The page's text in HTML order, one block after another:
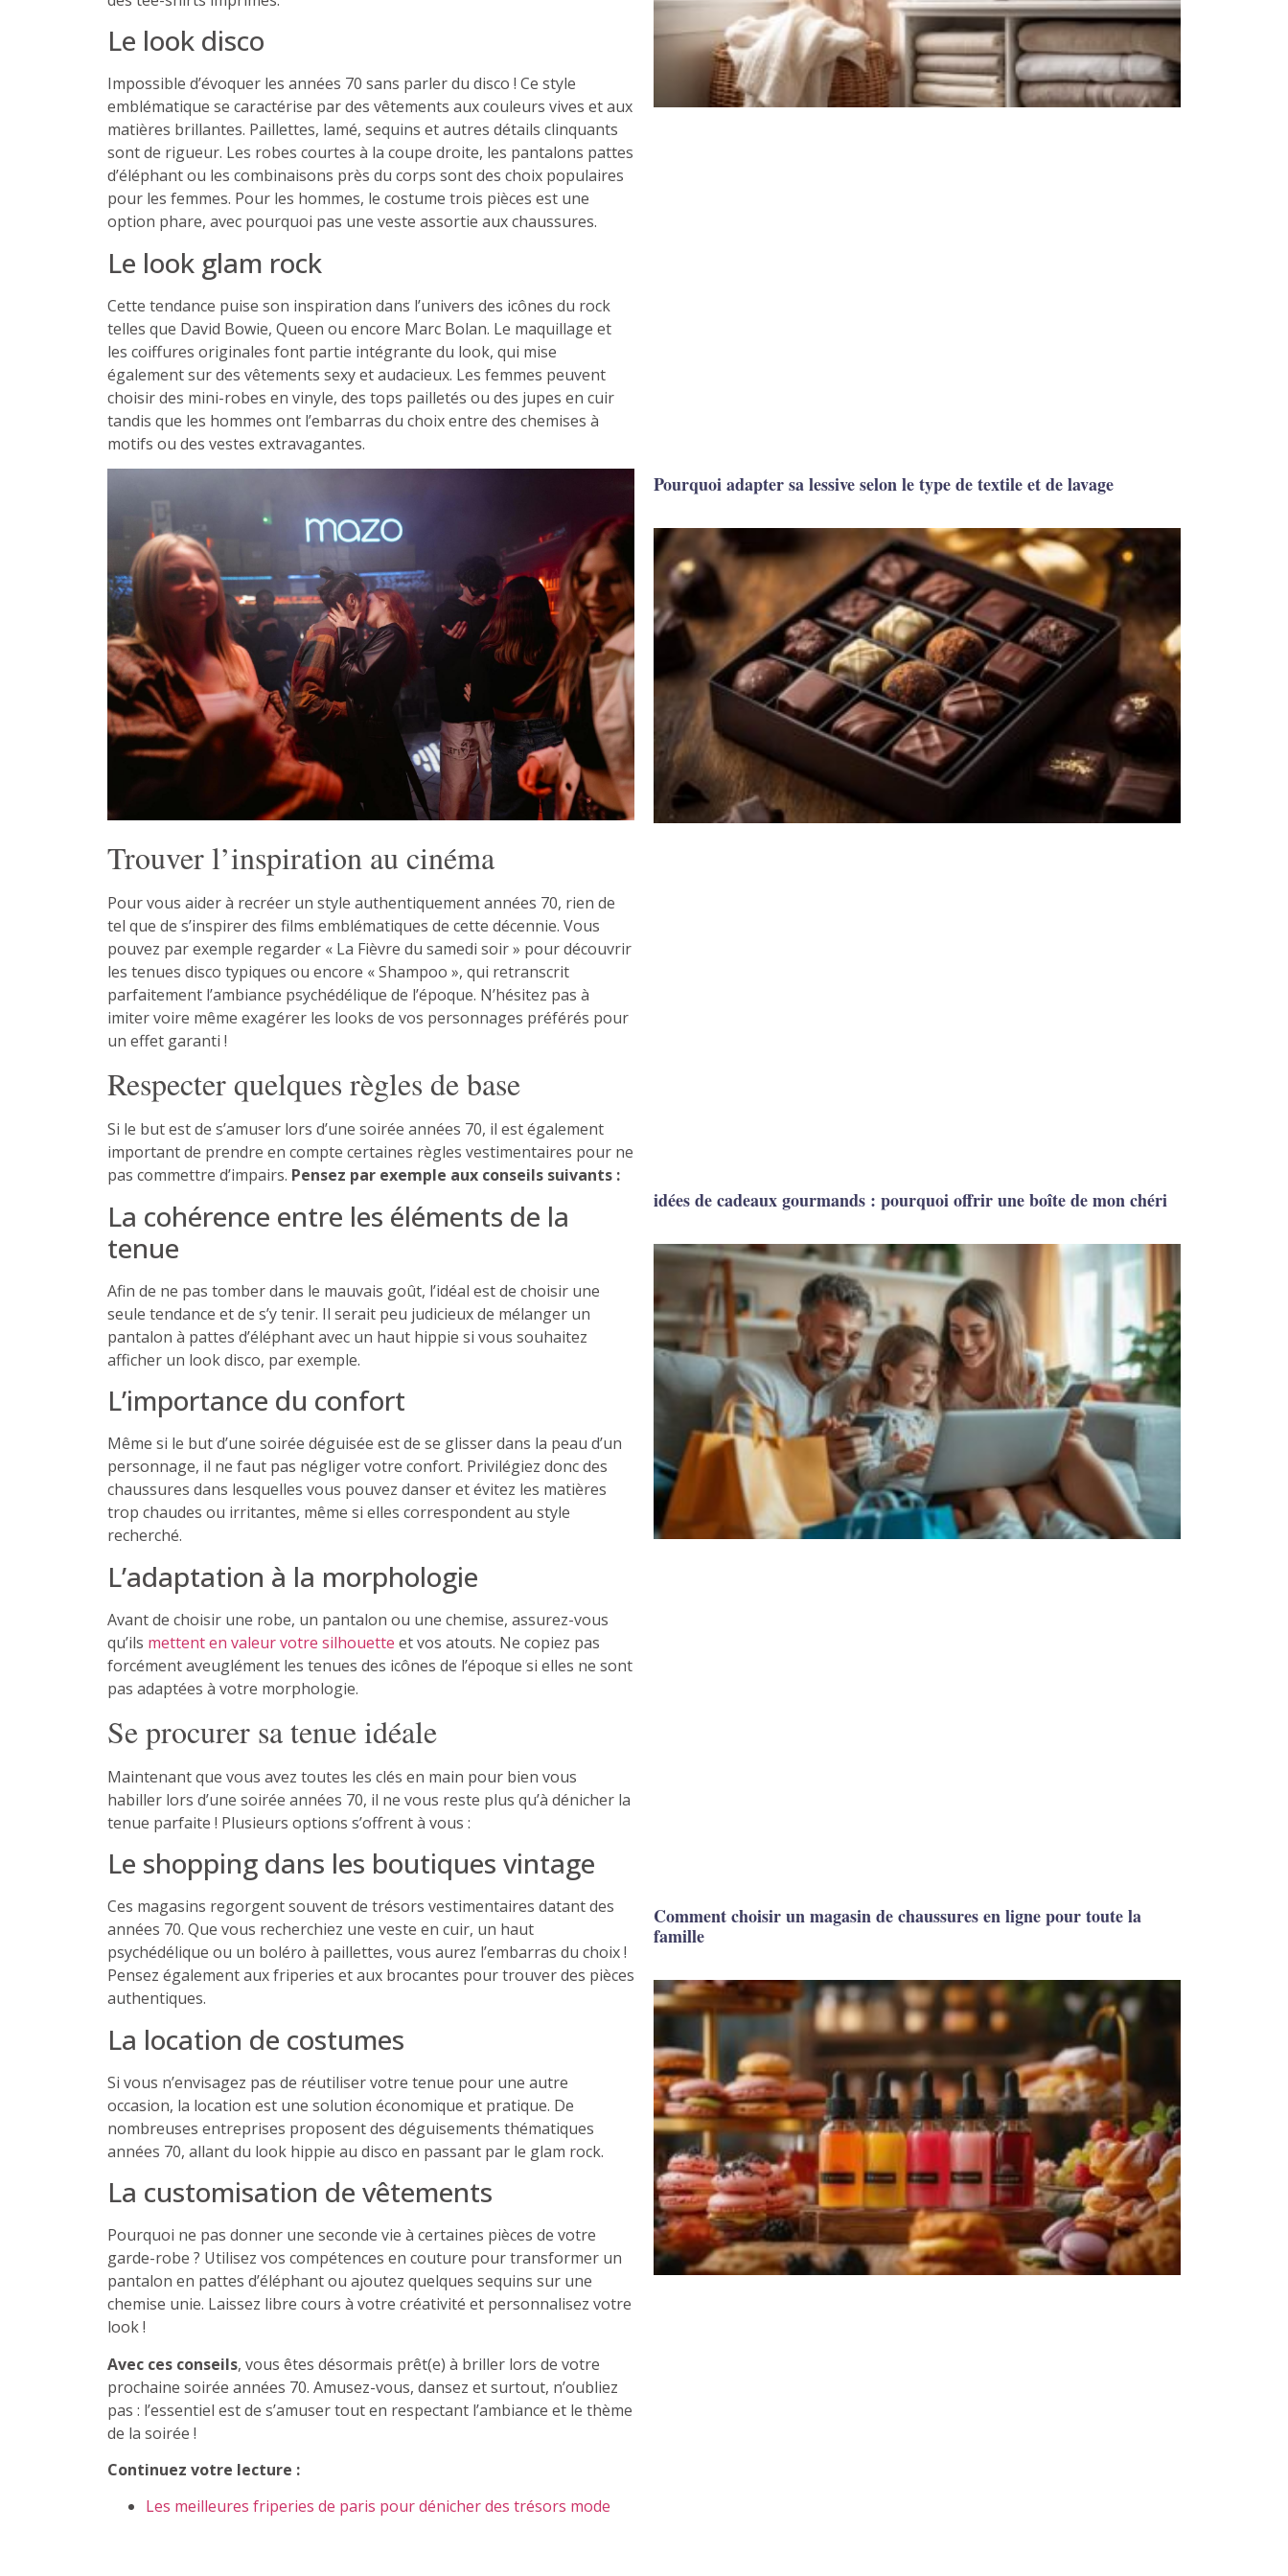
Le look disco
Impossible d’évoquer les années 70 sans parler du disco ! Ce style
emblématique se caractérise par des vêtements aux couleurs vives et aux
matières brillantes. Paillettes, lamé, sequins et autres détails clinquants
sont de rigueur. Les robes courtes à la coupe droite, les pantalons pattes
d’éléphant ou les combinaisons près du corps sont des choix populaires
pour les femmes. Pour les hommes, le costume trois pièces est une
option phare, avec pourquoi pas une veste assortie aux chaussures.
Le look glam rock
Cette tendance puise son inspiration dans l’univers des icônes du rock
telles que David Bowie, Queen ou encore Marc Bolan. Le maquillage et
les coiffures originales font partie intégrante du look, qui mise
également sur des vêtements sexy et audacieux. Les femmes peuvent
choisir des mini-robes en vinyle, des tops pailletés ou des jupes en cuir
tandis que les hommes ont l’embarras du choix entre des chemises à
motifs ou des vestes extravagantes.
Trouver l’inspiration au cinéma
Pour vous aider à recréer un style authentiquement années 70, rien de
tel que de s’inspirer des films emblématiques de cette décennie. Vous
pouvez par exemple regarder « La Fièvre du samedi soir » pour découvrir
les tenues disco typiques ou encore « Shampoo », qui retranscrit
parfaitement l’ambiance psychédélique de l’époque. N’hésitez pas à
imiter voire même exagérer les looks de vos personnages préférés pour
un effet garanti !
Respecter quelques règles de base
Si le but est de s’amuser lors d’une soirée années 70, il est également
important de prendre en compte certaines règles vestimentaires pour ne
pas commettre d’impairs. Pensez par exemple aux conseils suivants :
La cohérence entre les éléments de la
tenue
Afin de ne pas tomber dans le mauvais goût, l’idéal est de choisir une
seule tendance et de s’y tenir. Il serait peu judicieux de mélanger un
pantalon à pattes d’éléphant avec un haut hippie si vous souhaitez
afficher un look disco, par exemple.
L’importance du confort
Même si le but d’une soirée déguisée est de se glisser dans la peau d’un
personnage, il ne faut pas négliger votre confort. Privilégiez donc des
chaussures dans lesquelles vous pouvez danser et évitez les matières
trop chaudes ou irritantes, même si elles correspondent au style
recherché.
L’adaptation à la morphologie
Avant de choisir une robe, un pantalon ou une chemise, assurez-vous
qu’ils mettent en valeur votre silhouette et vos atouts. Ne copiez pas
forcément aveuglément les tenues des icônes de l’époque si elles ne sont
pas adaptées à votre morphologie.
Se procurer sa tenue idéale
Maintenant que vous avez toutes les clés en main pour bien vous
habiller lors d’une soirée années 70, il ne vous reste plus qu’à dénicher la
tenue parfaite ! Plusieurs options s’offrent à vous :
Le shopping dans les boutiques vintage
Ces magasins regorgent souvent de trésors vestimentaires datant des
années 70. Que vous recherchiez une veste en cuir, un haut
psychédélique ou un boléro à paillettes, vous aurez l’embarras du choix !
Pensez également aux friperies et aux brocantes pour trouver des pièces
authentiques.
La location de costumes
Si vous n’envisagez pas de réutiliser votre tenue pour une autre
occasion, la location est une solution économique et pratique. De
nombreuses entreprises proposent des déguisements thématiques
années 70, allant du look hippie au disco en passant par le glam rock.
La customisation de vêtements
Pourquoi ne pas donner une seconde vie à certaines pièces de votre
garde-robe ? Utilisez vos compétences en couture pour transformer un
pantalon en pattes d’éléphant ou ajoutez quelques sequins sur une
chemise unie. Laissez libre cours à votre créativité et personnalisez votre
look !
Avec ces conseils, vous êtes désormais prêt(e) à briller lors de votre
prochaine soirée années 70. Amusez-vous, dansez et surtout, n’oubliez
pas : l’essentiel est de s’amuser tout en respectant l’ambiance et le thème
de la soirée !
Continuez votre lecture :
Les meilleures friperies de paris pour dénicher des trésors mode
Pourquoi adapter sa lessive selon le type de textile et de lavage
idées de cadeaux gourmands : pourquoi offrir une boîte de mon chéri
Comment choisir un magasin de chaussures en ligne pour toute la
famille